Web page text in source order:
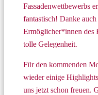
Fassadenwettbewerbs
fantastisch! Danke
Ermöglicher*innen des
tolle Gelegenheit.
Für den kommenden
wieder einige
uns jetzt schon freuen.